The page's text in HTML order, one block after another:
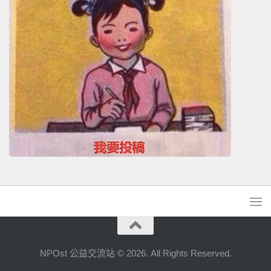
NPOst 公益交流站 © 2026. All Rights Reserved.